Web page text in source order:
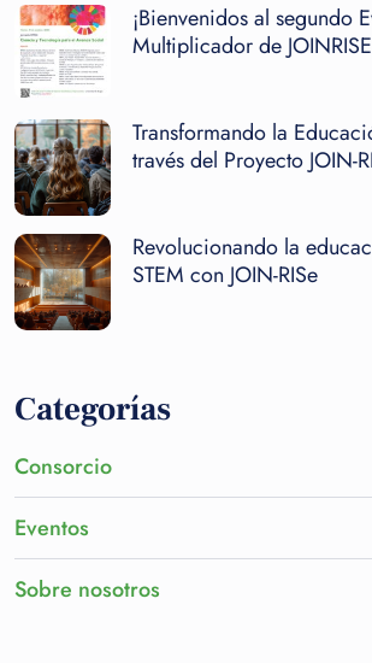
¡Bienvenidos al segundo
Multiplicador de
Transformando la
través del Proyecto JOIN-
Revolucionando la
STEM con JOIN-RISe
Categorías
Consorcio
Eventos
Sobre nosotros